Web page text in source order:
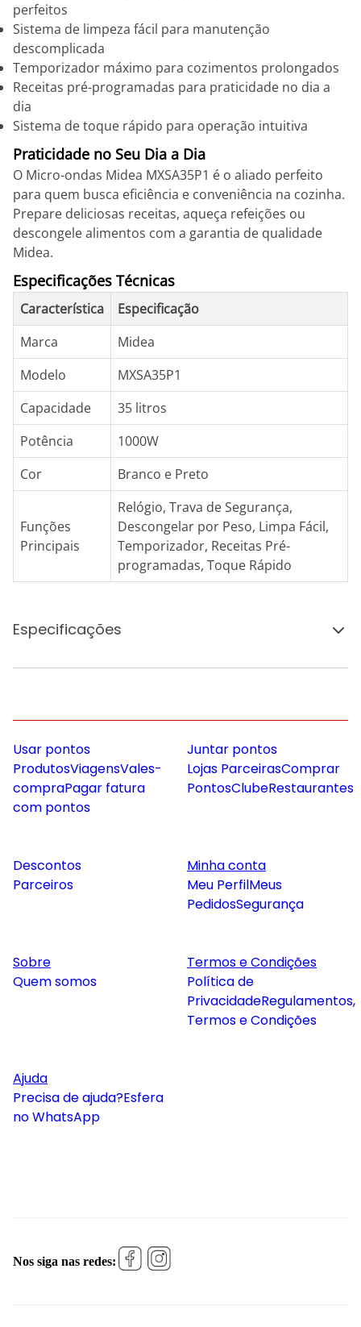
perfeitos
Sistema de limpeza fácil para manutenção
descomplicada
Temporizador máximo para cozimentos prolongados
Receitas pré-programadas para praticidade no dia a
dia
Sistema de toque rápido para operação intuitiva
Praticidade no Seu Dia a Dia
O Micro-ondas Midea MXSA35P1 é o aliado perfeito
para quem busca eficiência e conveniência na cozinha.
Prepare deliciosas receitas, aqueça refeições ou
descongele alimentos com a garantia de qualidade
Midea.
Especificações Técnicas
Característica
Especificação
Marca
Midea
Modelo
MXSA35P1
Capacidade
35 litros
Potência
1000W
Cor
Branco e Preto
Funções
Principais
Relógio, Trava de Segurança,
Descongelar por Peso, Limpa Fácil,
Temporizador, Receitas Pré-
programadas, Toque Rápido
Especificações
Usar pontos
ProdutosViagensVales-
compraPagar fatura
com pontos
Juntar pontos
Lojas ParceirasComprar
PontosClubeRestaurantes
Descontos
Parceiros
Minha conta
Meu PerfilMeus
PedidosSegurança
Sobre
Quem somos
Termos e Condições
Política de
PrivacidadeRegulamentos,
Termos e Condições
Ajuda
Precisa de ajuda?Esfera
no WhatsApp
Nos siga nas redes: